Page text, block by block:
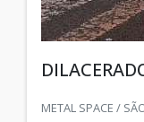
METAL SPACE /